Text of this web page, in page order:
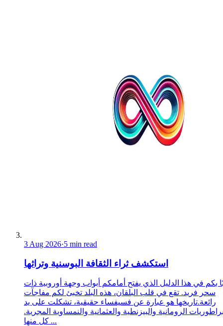
3 Aug 2026·5 min read
استكشف ثراء الثقافة البوسنية وتراثها
بكم في هذا الدليل الذي يفتح أمامكم أبواب وجهة أوروبية ذات
سحر فريد. تقع في قلب البلقان، هذه البلد تخبئ لكم مفاجآت
رائعة.تاريخها هو عبارة عن فسيفساء حقيقية، تشكلت على يد
الرومانية والبيزنطية والعثمانية والنمساوية المجرية.
كل منها ...